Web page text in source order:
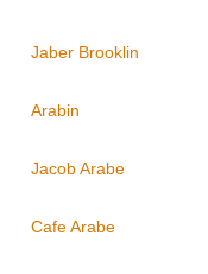
Jaber Brooklin
Arabin
Jacob Arabe
Cafe Arabe